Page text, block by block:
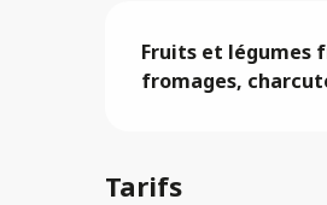
Fruits et légumes
fromages,
Tarifs